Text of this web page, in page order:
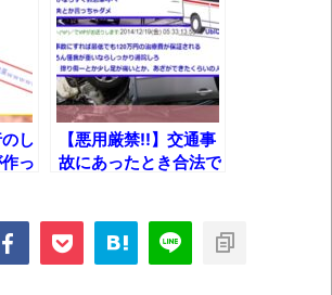
海道旅行ワイ「ウニイクラ丼特
！！うおおおおおおお
」→結
･･･････････････････
ニ、ちょっかい出してきた陰に
し
っ
【悪用厳禁!!】交通事
故にあったとき合法で